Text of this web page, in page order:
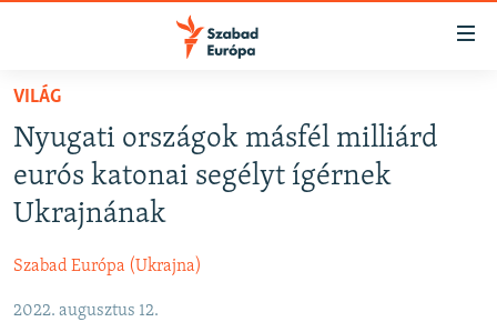
Akadálymentes
Ugrás
fő
oldalra
Ugrás
tartalomjegyzékre
AKTUÁLIS
PODCASTOK
ELEMZŐ
VILÁG
Nyugati országok másfél milliárd
eurós katonai segélyt ígérnek
Ukrajnának
Szabad Európa (Ukrajna)
2022. augusztus 12.
FELIRATKOZÁS
Spotify